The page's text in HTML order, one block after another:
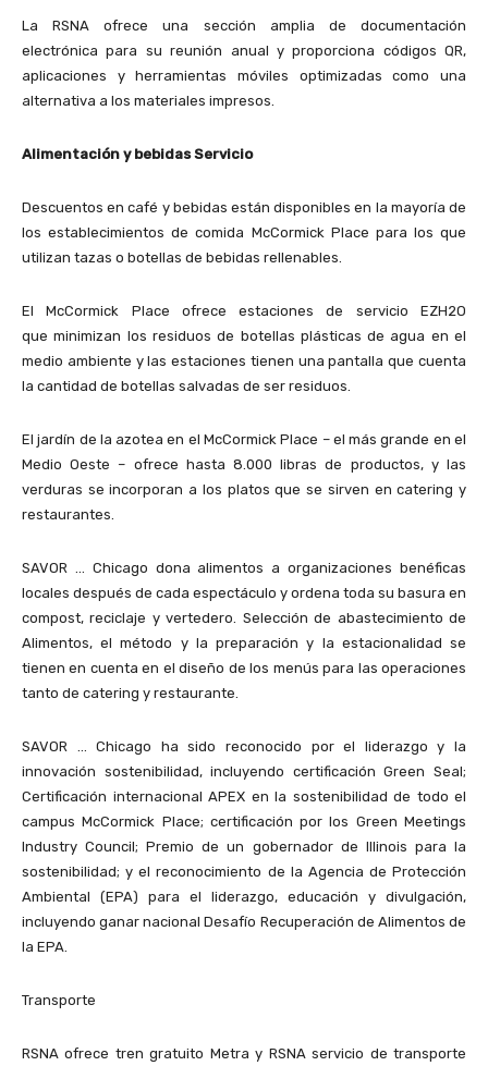
La RSNA ofrece una sección amplia de documentación
electrónica para su reunión anual y proporciona códigos QR,
aplicaciones y herramientas móviles optimizadas como una
alternativa a los materiales impresos.
Alimentación y bebidas Servicio
Descuentos en café y bebidas están disponibles en la mayoría de
los establecimientos de comida McCormick Place para los que
utilizan tazas o botellas de bebidas rellenables.
El McCormick Place ofrece estaciones de servicio EZH2O
que minimizan los residuos de botellas plásticas de agua en el
medio ambiente y las estaciones tienen una pantalla que cuenta
la cantidad de botellas salvadas de ser residuos.
El jardín de la azotea en el McCormick Place – el más grande en el
Medio Oeste – ofrece hasta 8.000 libras de productos, y las
verduras se incorporan a los platos que se sirven en catering y
restaurantes.
SAVOR … Chicago dona alimentos a organizaciones benéficas
locales después de cada espectáculo y ordena toda su basura en
compost, reciclaje y vertedero. Selección de abastecimiento de
Alimentos, el método y la preparación y la estacionalidad se
tienen en cuenta en el diseño de los menús para las operaciones
tanto de catering y restaurante.
SAVOR … Chicago ha sido reconocido por el liderazgo y la
innovación sostenibilidad, incluyendo certificación Green Seal;
Certificación internacional APEX en la sostenibilidad de todo el
campus McCormick Place; certificación por los Green Meetings
Industry Council; Premio de un gobernador de Illinois para la
sostenibilidad; y el reconocimiento de la Agencia de Protección
Ambiental (EPA) para el liderazgo, educación y divulgación,
incluyendo ganar nacional Desafío Recuperación de Alimentos de
la EPA.
Transporte
RSNA ofrece tren gratuito Metra y RSNA servicio de transporte